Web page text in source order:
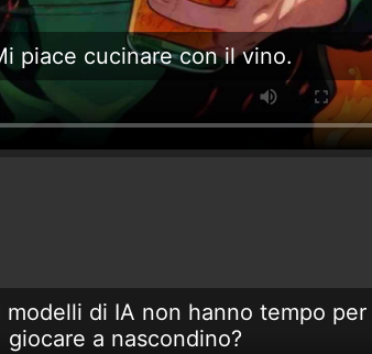
piace cucinare con il vino.
modelli di IA non hanno tempo per
giocare a nascondino?